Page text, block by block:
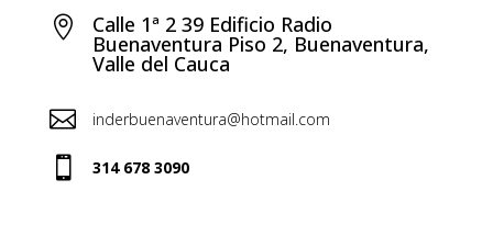
 Calle 1ª 2 39 Edificio Radio
Buenaventura Piso 2, Buenaventura,
Valle del Cauca
 inderbuenaventura@hotmail.com
 314 678 3090